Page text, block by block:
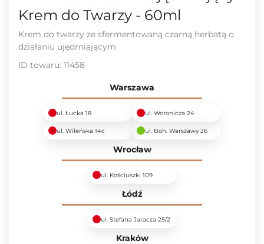
Krem do Twarzy - 60ml
Krem do twarzy ze sfermentowaną czarną herbatą o
działaniu ujędrniającym
ID towaru: 11458
Warszawa
ul. Łucka 18 ul. Woronicza 24
ul. Wileńska 14c ul. Boh. Warszawy 26
Wrocław
ul. Kościuszki 109
Łódź
ul. Stefana Jaracza 25/2
Kraków